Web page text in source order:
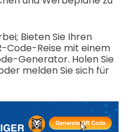
Bieten Sie Ihren
Code-Reise mit einem
Generator. Holen Sie
melden Sie sich für